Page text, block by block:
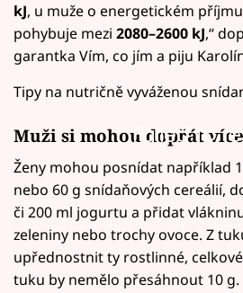
kJ, u muže o energetickém příjmu
pohybuje mezi 2080–2600 kJ,“
garantka Vím, co jím a piju
Tipy na nutričně vyváženou
Failed to
Muži si mohou dopřát
Ženy mohou posnídat například
nebo 60 g snídaňových cereálií,
či 200 ml jogurtu a přidat
zeleniny nebo trochy ovoce. Z
upřednostnit ty rostlinné,
tuku by nemělo přesáhnout 10 g.